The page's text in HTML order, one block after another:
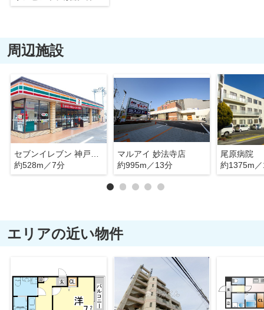
周辺施設
セブンイレブン 神戸須磨車店
約528m／7分
マルアイ 妙法寺店
約995m／13分
尾原病院
約1375m
エリアの近い物件